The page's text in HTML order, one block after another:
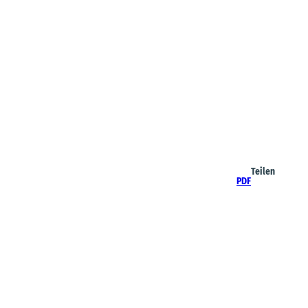
PDF
Teilen